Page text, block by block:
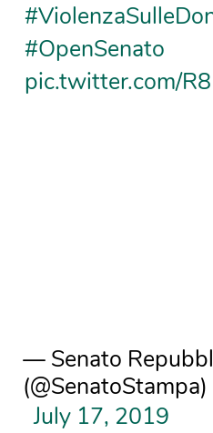
#OpenSenato
pic.twitter.com/
— Senato
(@SenatoStampa)
July 17, 2019